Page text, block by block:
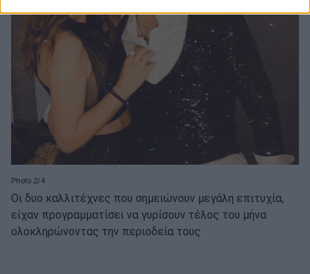
Photo 2/4
Οι δυο καλλιτέχνες που σημειώνουν μεγάλη επιτυχία,
είχαν προγραμματίσει να γυρίσουν τέλος του μήνα
ολοκληρώνοντας την περιοδεία τους